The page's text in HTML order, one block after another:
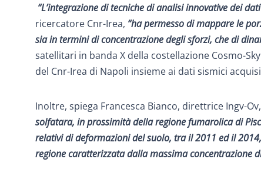
“L’integrazione di tecniche di analisi innovative dei
ricercatore Cnr-Irea, “ha permesso di mappare le
sia in termini di concentrazione degli sforzi, che di
satellitari in banda X della costellazione Cosmo-
del Cnr-Irea di Napoli insieme ai dati sismici
Inoltre, spiega Francesca Bianco, direttrice Ingv-
solfatara, in prossimità della regione fumarolica di
relativi di deformazioni del suolo, tra il 2011 ed il
regione caratterizzata dalla massima concentrazione